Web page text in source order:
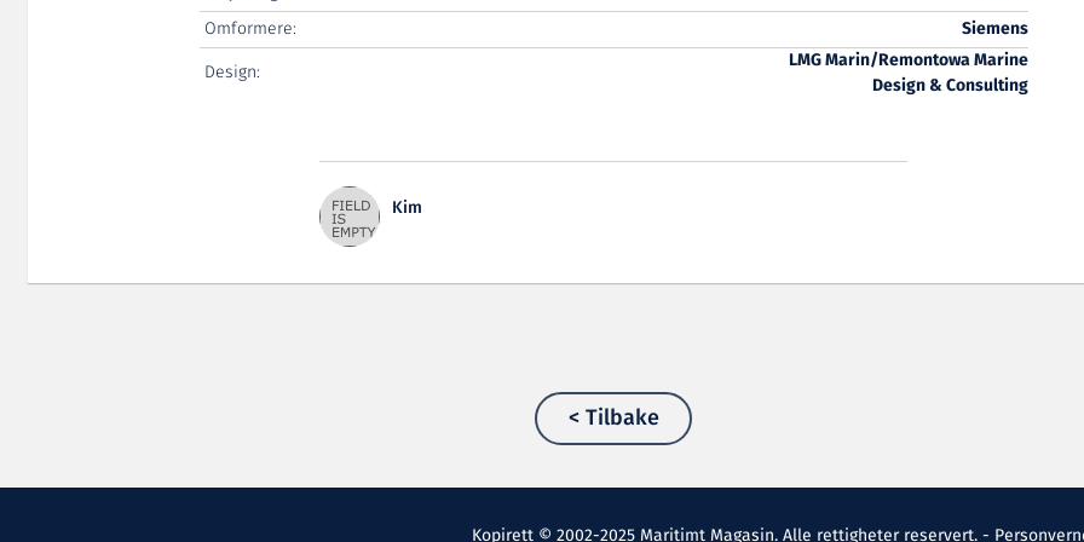
Omformere:
Siemens
Design:
LMG Marin/Remontowa Marine
Design & Consulting
Kim
< Tilbake
Kopirett © 2002-2025 Maritimt Magasin. Alle rettigheter reservert. -